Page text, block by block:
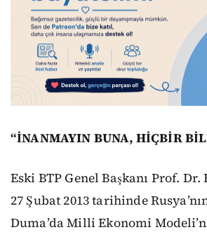
“İNANMAYIN BUNA, HİÇBİR
Eski BTP Genel Başkanı Prof. Dr.
27 Şubat 2013 tarihinde
Duma’da Milli Ekonomi